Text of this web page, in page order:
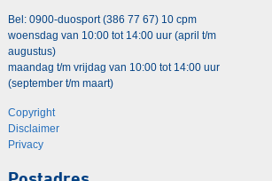
Bel: 0900-duosport (386 77 67) 10 cpm
woensdag van 10:00 tot 14:00 uur (april t/m
augustus)
maandag t/m vrijdag van 10:00 tot 14:00 uur
(september t/m maart)
Copyright
Disclaimer
Privacy